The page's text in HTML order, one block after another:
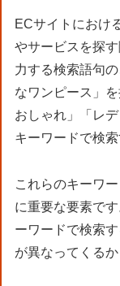
ECサイトにおけ
やサービスを探
力する検索語句
なワンピース」
おしゃれ」「レ
キーワードで検索
これらのキーワ
に重要な要素で
ーワードで検索
が異なってくるか